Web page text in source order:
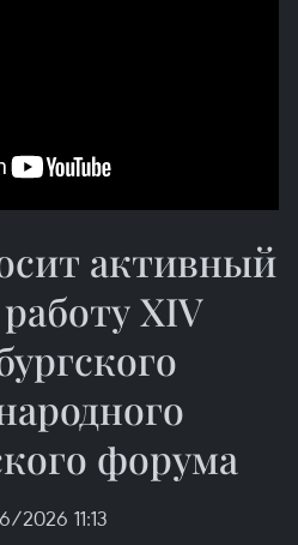
активный
XIV
форума
2026 11:13